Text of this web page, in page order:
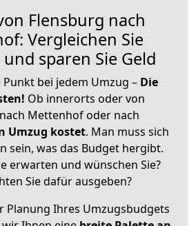
Flensburg nach
Vergleichen Sie
sparen Sie Geld
bei jedem Umzug – Die
Ob innerorts oder von
Mettenhof oder nach
Umzug kostet. Man muss sich
sein, was das Budget hergibt.
erwarten und wünschen Sie?
Sie dafür ausgeben?
Planung Ihres Umzugsbudgets